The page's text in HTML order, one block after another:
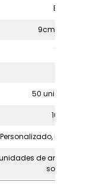
Branco
12g/pc
50 unidades/
1000pcs
Personalizado, bem-
de amostra
solicitadas